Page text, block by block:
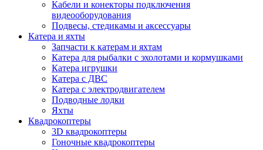
Кабели и конекторы подключения
видеооборудования
Подвесы, стедикамы и аксессуары
Катера и яхты
Запчасти к катерам и яхтам
Катера для рыбалки с эхолотами и кормушками
Катера игрушки
Катера с ДВС
Катера с электродвигателем
Подводные лодки
Яхты
Квадрокоптеры
3D квадрокоптеры
Гоночные квадрокоптеры